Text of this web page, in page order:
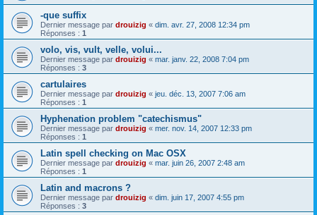
-que suffix
Dernier message par drouizig « dim. avr. 27, 2008 12:34 pm
Réponses : 1
volo, vis, vult, velle, volui...
Dernier message par drouizig « mar. janv. 22, 2008 7:04 pm
Réponses : 3
cartulaires
Dernier message par drouizig « jeu. déc. 13, 2007 7:06 am
Réponses : 1
Hyphenation problem "catechismus"
Dernier message par drouizig « mer. nov. 14, 2007 12:33 pm
Réponses : 1
Latin spell checking on Mac OSX
Dernier message par drouizig « mar. juin 26, 2007 2:48 am
Réponses : 1
Latin and macrons ?
Dernier message par drouizig « dim. juin 17, 2007 4:55 pm
Réponses : 3